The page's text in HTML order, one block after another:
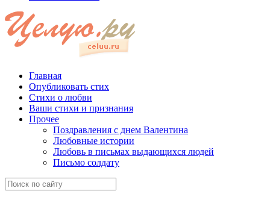
Главная
Опубликовать стих
Стихи о любви
Ваши стихи и признания
Прочее
Поздравления с днем Валентина
Любовные истории
Любовь в письмах выдающихся людей
Письмо солдату